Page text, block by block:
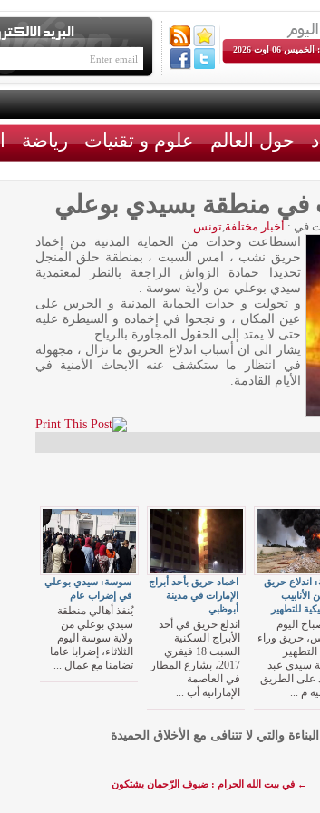
06 اوت 2026
حول العالم علوم و تقنيات رياضة
منطقة بسيدي بوعلي
في : أخبار مختلفة,تونس
استطاعت وحدات من الحماية المدنية من إخماد
حريق نشب ، امس السبت ، بمنطقة حلق المنجل
تحديدا حمادة الزواش الراجعة بالنظر لمعتمدية
سيدي بوعلي من ولاية سوسة .
و تحولت و حدات الحماية المدنية و الحرس على
عين المكان ، و نجحوا في إخماده و السيطرة عليه
حتى لا يمتد إلى الحقول المجاورة بالرياح.
يشار الى ان أسباب اندلاع الحريق ما تزال ، مجهولة
في انتظار ما ستكشف عنه الابحاث الأمنية في
الأيام القادمة.
سوسة: سيدي بوعلي
في إضراب عام
يُنفذ أهالي منطقة
سيدي بوعلي من
ولاية سوسة اليوم
الثلاثاء، إضرابا عاما
تضامنا مع عمال ...
اخماد حريق بأحد أبراج
الإمارات في مدينة
أبوظبي
اندلع حريق في أحد
الأبراج السكنية
السبت 18 فيفري
2017، بشارع المطار
في العاصمة
الإماراتية أب ...
حريق
الأنابيب
للتطهير
اليوم
حريق وراء
سيدي عبد
على الطريق
م ...
والتي لا تتنافى مع الأخلاق الحميدة
← في بيت الله الحرام : ضيوف الرّحمان يشتكون